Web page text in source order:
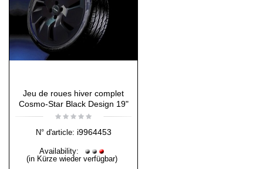
Jeu de roues hiver complet
Cosmo-Star Black Design 19"
N° d'article: i9964453
Availability:
(in Kürze wieder verfügbar)